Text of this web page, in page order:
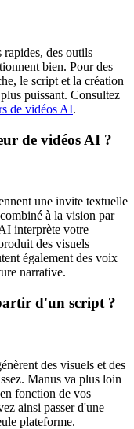
rapides, des outils
bien. Pour des
le script et la création
puissant. Consultez
de vidéos AI.
de vidéos AI ?
une invite textuelle
à la vision par
interprète votre
des visuels
également des voix
narrative.
d'un script ?
des visuels et des
Manus va plus loin
fonction de vos
ainsi passer d'une
plateforme.